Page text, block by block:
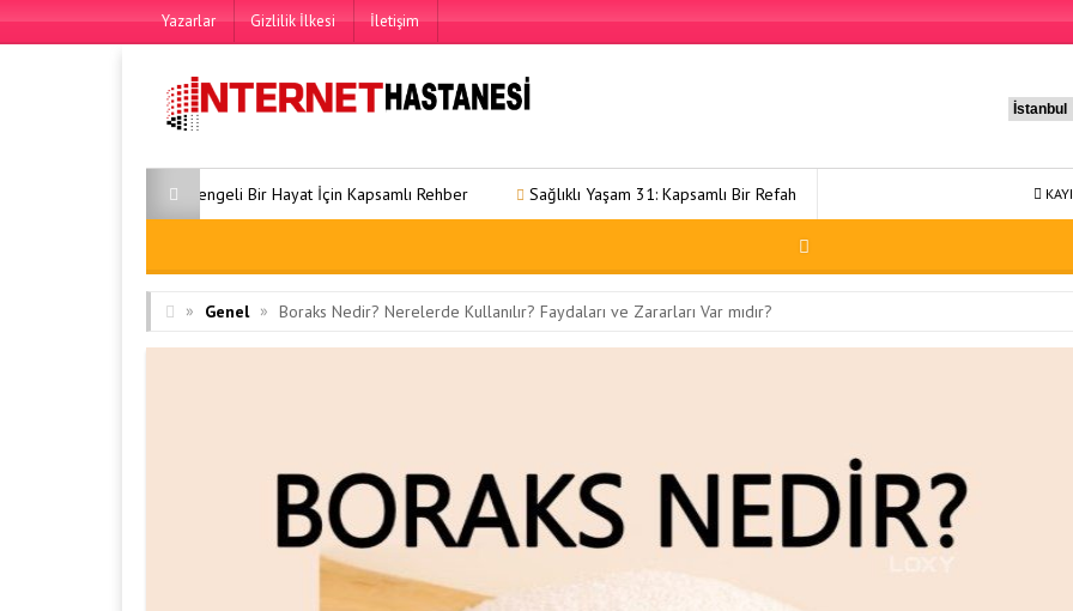
Yazarlar Gizlilik İlkesi İletişim
22: Dengeli Bir Hayat İçin Kapsamlı Rehber Sağlıklı Yaşam 31: Kapsamlı Bir Refah Yolculuğu Sağlıklı Yaşam 49: Bütünsel
» Genel » Boraks Nedir? Nerelerde Kullanılır? Faydaları ve Zararları Var mıdır?